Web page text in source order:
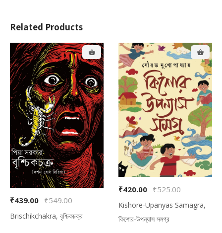
Related Products
₹439.00 ₹549.00
Brischikchakra, বৃশ্চিকচক্র
₹420.00 ₹525.00
Kishore-Upanyas Samagra,
কিশোর-উপন্যাস সমগ্র